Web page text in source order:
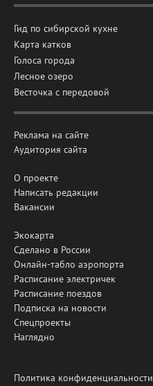
Гид по сибирской кухне
Карта катков
Голоса города
Лесное озеро
Весточка с передовой
Реклама на сайте
Аудитория сайта
О проекте
Написать редакции
Вакансии
Экокарта
Сделано в России
Онлайн-табло аэропорта
Расписание электричек
Расписание поездов
Подписка на новости
Спецпроекты
Наглядно
Политика конфиденциальности